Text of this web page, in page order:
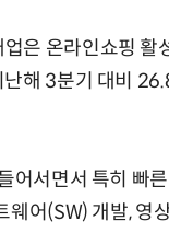
은 온라인쇼핑 활
해 3분기 대비
서면서 특히 빠
어(SW) 개발, 영